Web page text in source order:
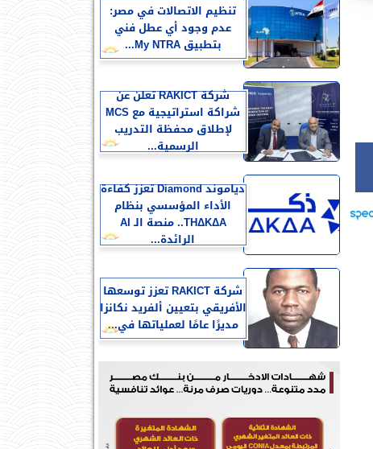
تنظيم الاتصالات في مصر:
عدم وجود أي عطل فني
بتطبيق My NTRA...
شركة RAKICT تعلن عن
شراكة استراتيجية مع MCS
لإطلاق محفظة التدريب
الرسمية...
دياموند Diamond تعزز كفاءة
الأداء المؤسسي بنظام
THΔKΔA.. منصة الـ AI
الرائدة...
شركة RAKICT تعزز توسعها
الأفريقي بتعيين ألفريد نكانزا
مديرًا عامًا لعملياتها في...